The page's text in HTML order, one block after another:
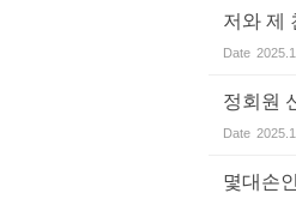
저와 제
Date
정회원
Date
몇대손